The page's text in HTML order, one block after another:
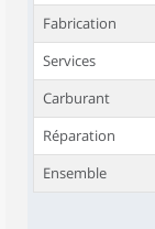
Fabrication
Services
Carburant
Réparation
Ensemble